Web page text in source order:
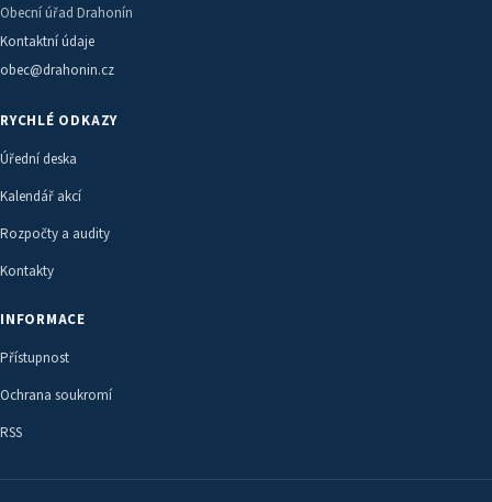
Obecní úřad Drahonín
Kontaktní údaje
obec@drahonin.cz
RYCHLÉ ODKAZY
Úřední deska
Kalendář akcí
Rozpočty a audity
Kontakty
INFORMACE
Přístupnost
Ochrana soukromí
RSS